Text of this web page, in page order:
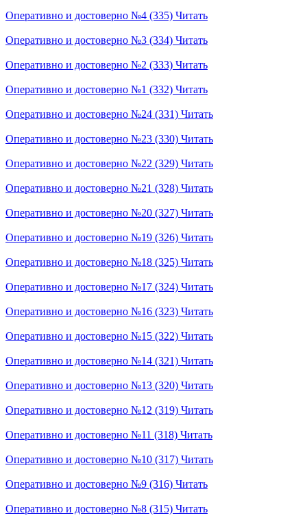
Оперативно и достоверно №4 (335) Читать
Оперативно и достоверно №3 (334) Читать
Оперативно и достоверно №2 (333) Читать
Оперативно и достоверно №1 (332) Читать
Оперативно и достоверно №24 (331) Читать
Оперативно и достоверно №23 (330) Читать
Оперативно и достоверно №22 (329) Читать
Оперативно и достоверно №21 (328) Читать
Оперативно и достоверно №20 (327) Читать
Оперативно и достоверно №19 (326) Читать
Оперативно и достоверно №18 (325) Читать
Оперативно и достоверно №17 (324) Читать
Оперативно и достоверно №16 (323) Читать
Оперативно и достоверно №15 (322) Читать
Оперативно и достоверно №14 (321) Читать
Оперативно и достоверно №13 (320) Читать
Оперативно и достоверно №12 (319) Читать
Оперативно и достоверно №11 (318) Читать
Оперативно и достоверно №10 (317) Читать
Оперативно и достоверно №9 (316) Читать
Оперативно и достоверно №8 (315) Читать